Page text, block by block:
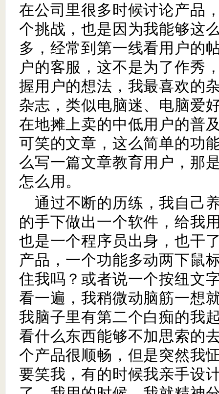
在公司里很多时候讨论产品
个挑战，也是因为我能够这
多，经常到第一线看用户的
户的客服，这不是为了作秀
握用户的想法，我最喜欢的
杂志，类似电脑迷、电脑爱
在地摊上卖的中低用户的普
可笑的文章，这么简单的功
么写一篇文章教育用户，那
怎么用。
通过不断的历练，我自己
的手下做出一个软件，给我
也是一个程序员出身，也干
产品，一个功能多动两下鼠
住我吗？或者说一个按纽文
看一遍，我稍微动脑筋一想
我脑子里有第二个白痴的我
看什么东西能够不加思索的
个产品很顺畅，但是突然我
要笑我，有的时候我亲手设